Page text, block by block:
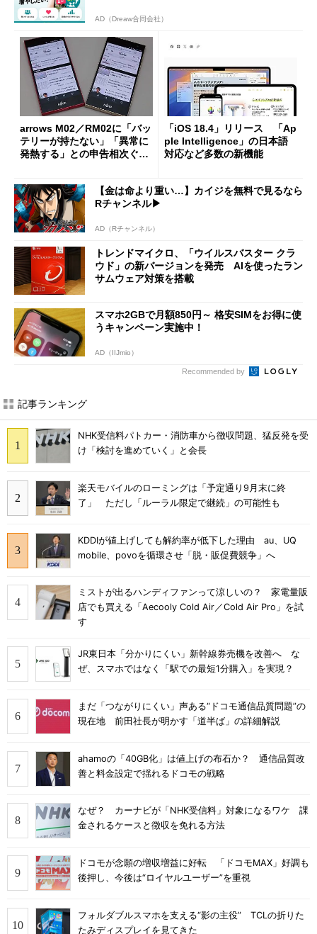
AD（Dreaw合同会社）
arrows M02／RM02に「バッ
テリーが持たない」「異常に
発熱する」との申告相次ぐ
「iOS 18.4」リリース 「Ap
ple Intelligence」の日本語
対応など多数の新機能
【金は命より重い…】カイジを無料で見るなら
Rチャンネル▶︎
AD（Rチャンネル）
トレンドマイクロ、「ウイルスバスター クラ
ウド」の新バージョンを発売 AIを使ったラン
サムウェア対策を搭載
スマホ2GBで月額850円～ 格安SIMをお得に使
うキャンペーン実施中！
AD（IIJmio）
Recommended by
記事ランキング
NHK受信料パトカー・消防車から徴収問題、猛反発を受
け「検討を進めていく」と会長
楽天モバイルのローミングは「予定通り9月末に終
了」 ただし「ルーラル限定で継続」の可能性も
KDDIが値上げしても解約率が低下した理由 au、UQ
mobile、povoを循環させ「脱・販促費競争」へ
ミストが出るハンディファンって涼しいの？ 家電量販
店でも買える「Aecooly Cold Air／Cold Air Pro」を試
す
JR東日本「分かりにくい」新幹線券売機を改善へ な
ぜ、スマホではなく「駅での最短1分購入」を実現？
まだ「つながりにくい」声ある“ドコモ通信品質問題”の
現在地 前田社長が明かす「道半ば」の詳細解説
ahamoの「40GB化」は値上げの布石か？ 通信品質改
善と料金設定で揺れるドコモの戦略
なぜ？ カーナビが「NHK受信料」対象になるワケ 課
金されるケースと徴収を免れる方法
ドコモが念願の増収増益に好転 「ドコモMAX」好調も
後押し、今後は“ロイヤルユーザー”を重視
フォルダブルスマホを支える“影の主役” TCLの折りた
たみディスプレイを見てきた